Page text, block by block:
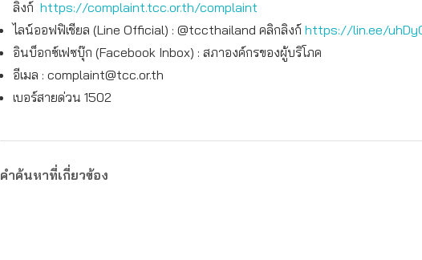
ลิงก์ https://complaint.tcc.or.th/complaint
ไลน์ออฟฟิเชียล (Line Official) : @tccthailand คลิกลิงก์ https://lin.ee/
อินบ็อกซ์เฟซบุ๊ก (Facebook Inbox) : สภาองค์กรของผู้บริโภค
อีเมล : complaint@tcc.or.th
เบอร์สายด่วน 1502
คำค้นหาที่เกี่ยวข้อง